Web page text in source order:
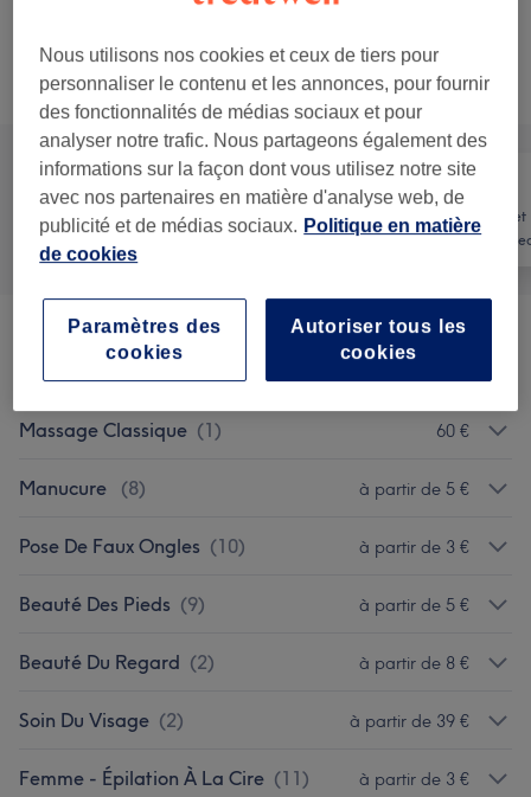
Recherchez dans notre liste de prestations
Tout Coiffure
Manucure et
Beauté des
Soin Des Cheveux Et Du Cuir
à partir de 10 €
Massage Classique (1) 60 €
Manucure (8) à partir de 5 €
Pose De Faux Ongles (10) à partir de 3 €
Beauté Des Pieds (9) à partir de 5 €
Beauté Du Regard (2) à partir de 8 €
Soin Du Visage (2) à partir de 39 €
Femme - Épilation À La Cire (11) à partir de 3 €
Nous utilisons nos cookies et ceux de tiers pour
personnaliser le contenu et les annonces, pour fournir
des fonctionnalités de médias sociaux et pour
analyser notre trafic. Nous partageons également des
informations sur la façon dont vous utilisez notre site
avec nos partenaires en matière d'analyse web, de
publicité et de médias sociaux. Politique en matière
de cookies
Autoriser tous les
cookies
Paramètres des
cookies